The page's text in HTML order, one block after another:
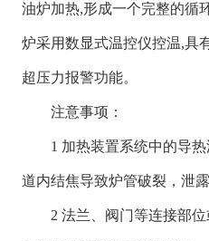
油炉加热,形成一个完整的循
炉采用数显式温控仪控温,具
超压力报警功能。
注意事项：
1 加热装置系统中的导热
道内结焦导致炉管破裂，泄
2 法兰、阀门等连接部位